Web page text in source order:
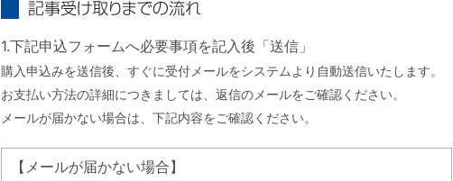
1.下記申込フォームへ必要事項を記入後「送信」
購入申込みを送信後、すぐに受付メールをシステムより自動送信いたします。
お支払い方法の詳細につきましては、返信のメールをご確認ください。
メールが届かない場合は、下記内容をご確認ください。
【メールが届かない場合】